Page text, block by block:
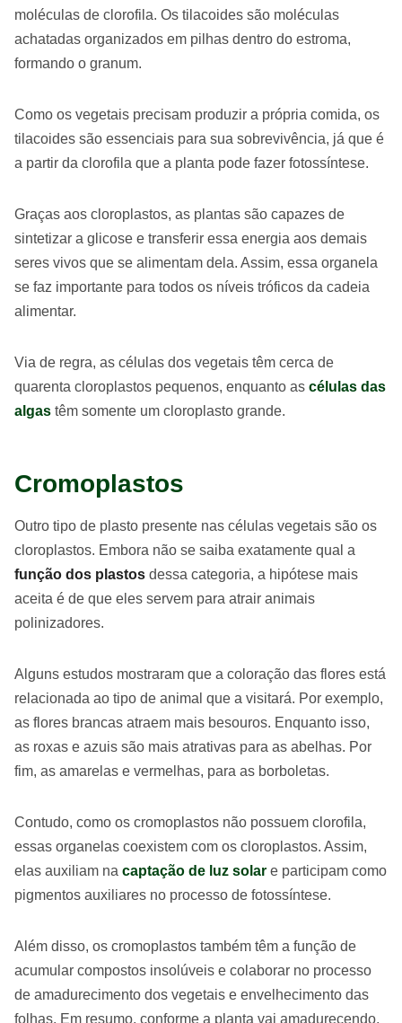
moléculas de clorofila. Os tilacoides são moléculas
achatadas organizados em pilhas dentro do estroma,
formando o granum.
Como os vegetais precisam produzir a própria comida, os
tilacoides são essenciais para sua sobrevivência, já que é
a partir da clorofila que a planta pode fazer fotossíntese.
Graças aos cloroplastos, as plantas são capazes de
sintetizar a glicose e transferir essa energia aos demais
seres vivos que se alimentam dela. Assim, essa organela
se faz importante para todos os níveis tróficos da cadeia
alimentar.
Via de regra, as células dos vegetais têm cerca de
quarenta cloroplastos pequenos, enquanto as células das
algas têm somente um cloroplasto grande.
Cromoplastos
Outro tipo de plasto presente nas células vegetais são os
cloroplastos. Embora não se saiba exatamente qual a
função dos plastos dessa categoria, a hipótese mais
aceita é de que eles servem para atrair animais
polinizadores.
Alguns estudos mostraram que a coloração das flores está
relacionada ao tipo de animal que a visitará. Por exemplo,
as flores brancas atraem mais besouros. Enquanto isso,
as roxas e azuis são mais atrativas para as abelhas. Por
fim, as amarelas e vermelhas, para as borboletas.
Contudo, como os cromoplastos não possuem clorofila,
essas organelas coexistem com os cloroplastos. Assim,
elas auxiliam na captação de luz solar e participam como
pigmentos auxiliares no processo de fotossíntese.
Além disso, os cromoplastos também têm a função de
acumular compostos insolúveis e colaborar no processo
de amadurecimento dos vegetais e envelhecimento das
folhas. Em resumo, conforme a planta vai amadurecendo,